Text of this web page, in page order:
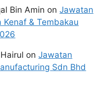
2026
melalui Laman Web
:
Bin Amin onJawatan
Kenaf & Tembakau
onJawatan
Sdn Bhd